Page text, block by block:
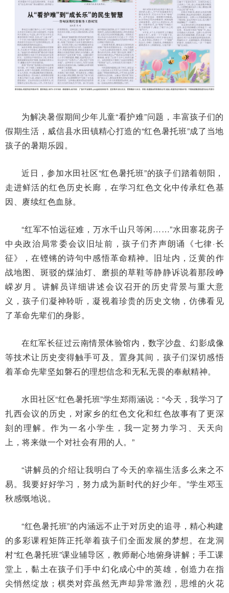
为解决暑假期间少年儿童“看护难”问题，丰富孩子们的
假期生活，威信县水田镇精心打造的“红色暑托班”成了当地
孩子的暑期乐园。
近日，参加水田社区“红色暑托班”的孩子们踏着朝阳，
走进鲜活的红色历史长廊，在学习红色文化中传承红色基
因、赓续红色血脉。
“红军不怕远征难，万水千山只等闲……”水田寨花房子
中央政治局常委会议旧址前，孩子们齐声朗诵《七律·长
征》，在铿锵的诗句中感悟革命精神。旧址内，泛黄的作
战地图、斑驳的煤油灯、磨损的草鞋等静静诉说着那段峥
嵘岁月。讲解员详细讲述会议召开的历史背景与重大意
义，孩子们凝神聆听，凝视着珍贵的历史文物，仿佛看见
了革命先辈们的身影。
在红军长征过云南情景体验馆内，数字沙盘、幻影成像
等技术让历史变得触手可及。置身其间，孩子们深切感悟
着革命先辈坚如磐石的理想信念和无私无畏的奉献精神。
水田社区“红色暑托班”学生郑雨涵说：“今天，我学习了
扎西会议的历史，对家乡的红色文化和红色故事有了更深
刻的理解。作为一名小学生，我一定努力学习、天天向
上，将来做一个对社会有用的人。”
“讲解员的介绍让我明白了今天的幸福生活多么来之不
易。我要好好学习，努力成为新时代的好少年。”学生邓玉
秋感慨地说。
“红色暑托班”的内涵远不止于对历史的追寻，精心构建
的多彩课程矩阵正托举着孩子们全面发展的梦想。在龙洞
村“红色暑托班”课业辅导区，教师耐心地俯身讲解；手工课
堂上，黏土在孩子们手中幻化成心中的英雄，创造力在指
尖悄然绽放；棋类对弈虽然无声却异常激烈，思维的火花